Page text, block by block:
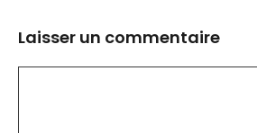
Laisser un commentaire